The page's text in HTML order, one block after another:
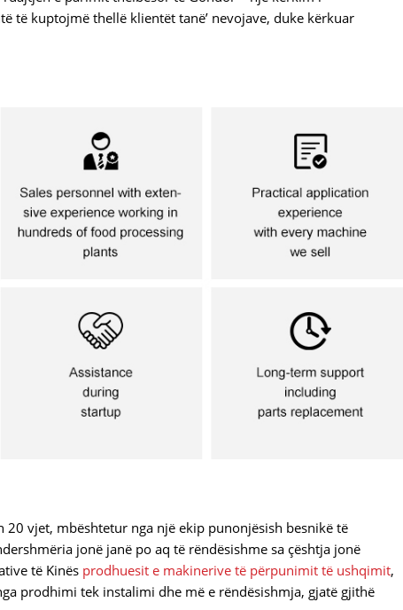
të kuptojmë thellë klientët tanë’ nevojave, duke kërkuar
vjet, mbështetur nga një ekip punonjësish besnikë të
jonë janë po aq të rëndësishme sa çështja jonë
të Kinës prodhuesit e makinerive të përpunimit të ushqimit,
prodhimi tek instalimi dhe më e rëndësishmja, gjatë gjithë